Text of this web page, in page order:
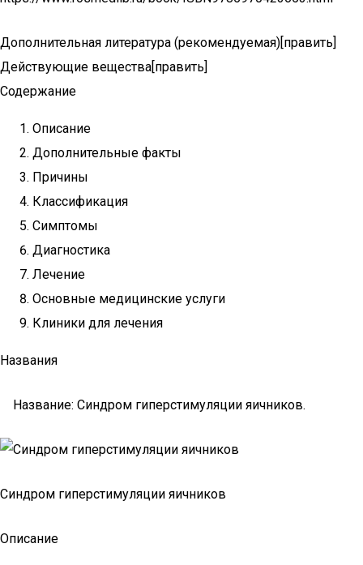
Дополнительная литература (рекомендуемая)[править]
Действующие вещества[править]
Содержание
Описание
Дополнительные факты
Причины
Классификация
Симптомы
Диагностика
Лечение
Основные медицинские услуги
Клиники для лечения
Названия
Название: Синдром гиперстимуляции яичников.
Синдром гиперстимуляции яичников
Описание